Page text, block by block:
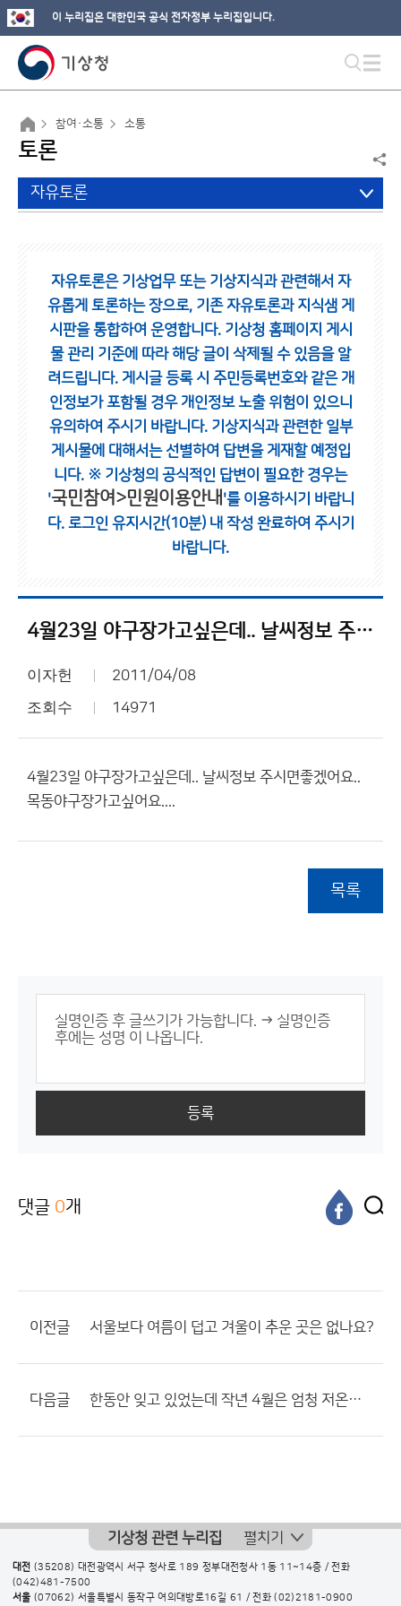
이 누리집은 대한민국 공식 전자정부 누리집입니다.
참여·소통 소통
토론
자유토론
자유토론은 기상업무 또는 기상지식과 관련해서 자
유롭게 토론하는 장으로, 기존 자유토론과 지식샘 게
시판을 통합하여 운영합니다. 기상청 홈페이지 게시
물 관리 기준에 따라 해당 글이 삭제될 수 있음을 알
려드립니다. 게시글 등록 시 주민등록번호와 같은 개
인정보가 포함될 경우 개인정보 노출 위험이 있으니
유의하여 주시기 바랍니다. 기상지식과 관련한 일부
게시물에 대해서는 선별하여 답변을 게재할 예정입
니다. ※ 기상청의 공식적인 답변이 필요한 경우는
'국민참여>민원이용안내 '를 이용하시기 바랍니
다. 로그인 유지시간(10분) 내 작성 완료하여 주시기
바랍니다.
4월23일 야구장가고싶은데.. 날씨정보 주시면좋겠어요..
이자헌 2011/04/08
조회수 14971
4월23일 야구장가고싶은데.. 날씨정보 주시면좋겠어요..
목동야구장가고싶어요....
목록
등록
댓글 0개
이전글 서울보다 여름이 덥고 겨울이 추운 곳은 없나요?
다음글 한동안 잊고 있었는데 작년 4월은 엄청 저온이었죠.
기상청 관련 누리집 펼치기
대전 (35208) 대전광역시 서구 청사로 189 정부대전청사 1동 11~14층 / 전화
(042)481-7500
서울 (07062) 서울특별시 동작구 여의대방로16길 61 / 전화(02)2181-0900